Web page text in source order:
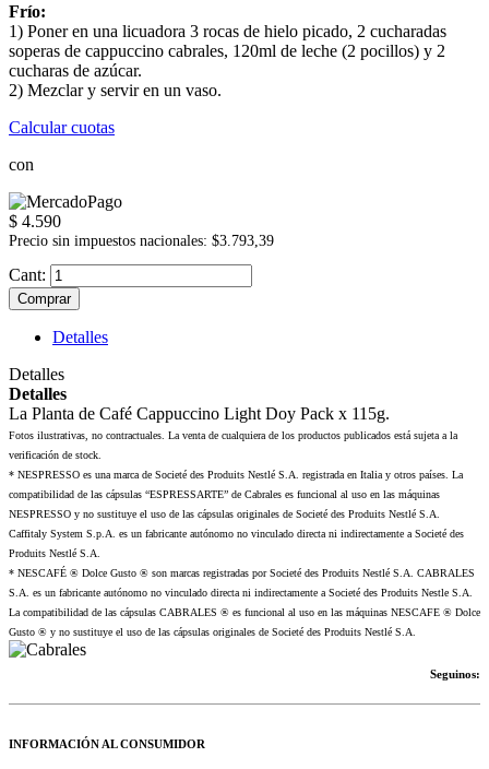
Frío:
1) Poner en una licuadora 3 rocas de hielo picado, 2 cucharadas
soperas de cappuccino cabrales, 120ml de leche (2 pocillos) y 2
cucharas de azúcar.
2) Mezclar y servir en un vaso.
Calcular cuotas
con
$ 4.590
Precio sin impuestos nacionales: $3.793,39
Cant:
Comprar
Detalles
Detalles
Detalles
La Planta de Café Cappuccino Light Doy Pack x 115g.
Fotos ilustrativas, no contractuales. La venta de cualquiera de los productos publicados está sujeta a la
verificación de stock.
* NESPRESSO es una marca de Societé des Produits Nestlé S.A. registrada en Italia y otros países. La
compatibilidad de las cápsulas “ESPRESSARTE” de Cabrales es funcional al uso en las máquinas
NESPRESSO y no sustituye el uso de las cápsulas originales de Societé des Produits Nestlé S.A.
Caffitaly System S.p.A. es un fabricante autónomo no vinculado directa ni indirectamente a Societé des
Produits Nestlé S.A.
* NESCAFÉ ® Dolce Gusto ® son marcas registradas por Societé des Produits Nestlé S.A. CABRALES
S.A. es un fabricante autónomo no vinculado directa ni indirectamente a Societé des Produits Nestle S.A.
La compatibilidad de las cápsulas CABRALES ® es funcional al uso en las máquinas NESCAFE ® Dolce
Gusto ® y no sustituye el uso de las cápsulas originales de Societé des Produits Nestlé S.A.
Seguinos:
INFORMACIÓN AL CONSUMIDOR